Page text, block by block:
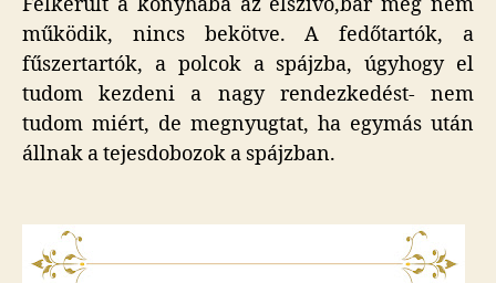
működik, nincs bekötve. A fedőtartók, a
fűszertartók, a polcok a spájzba, úgyhogy el
tudom kezdeni a nagy rendezkedést- nem
tudom miért, de megnyugtat, ha egymás után
állnak a tejesdobozok a spájzban.